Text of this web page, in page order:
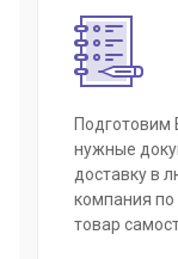
Подготовим
нужные
доставку в
компания
товар